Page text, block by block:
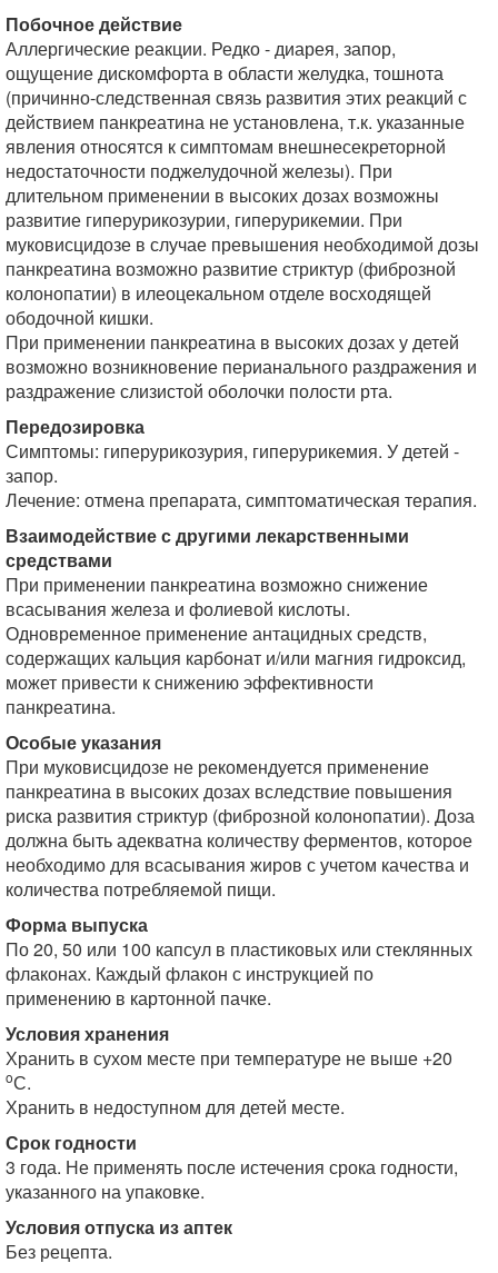
Побочное действие
Аллергические реакции. Редко - диарея, запор,
ощущение дискомфорта в области желудка, тошнота
(причинно-следственная связь развития этих реакций с
действием панкреатина не установлена, т.к. указанные
явления относятся к симптомам внешнесекреторной
недостаточности поджелудочной железы). При
длительном применении в высоких дозах возможны
развитие гиперурикозурии, гиперурикемии. При
муковисцидозе в случае превышения необходимой дозы
панкреатина возможно развитие стриктур (фиброзной
колонопатии) в илеоцекальном отделе восходящей
ободочной кишки.
При применении панкреатина в высоких дозах у детей
возможно возникновение перианального раздражения и
раздражение слизистой оболочки полости рта.
Передозировка
Симптомы: гиперурикозурия, гиперурикемия. У детей -
запор.
Лечение: отмена препарата, симптоматическая терапия.
Взаимодействие с другими лекарственными
средствами
При применении панкреатина возможно снижение
всасывания железа и фолиевой кислоты.
Одновременное применение антацидных средств,
содержащих кальция карбонат и/или магния гидроксид,
может привести к снижению эффективности
панкреатина.
Особые указания
При муковисцидозе не рекомендуется применение
панкреатина в высоких дозах вследствие повышения
риска развития стриктур (фиброзной колонопатии). Доза
должна быть адекватна количеству ферментов, которое
необходимо для всасывания жиров с учетом качества и
количества потребляемой пищи.
Форма выпуска
По 20, 50 или 100 капсул в пластиковых или стеклянных
флаконах. Каждый флакон с инструкцией по
применению в картонной пачке.
Условия хранения
Хранить в сухом месте при температуре не выше +20
oС.
Хранить в недоступном для детей месте.
Срок годности
3 года. Не применять после истечения срока годности,
указанного на упаковке.
Условия отпуска из аптек
Без рецепта.